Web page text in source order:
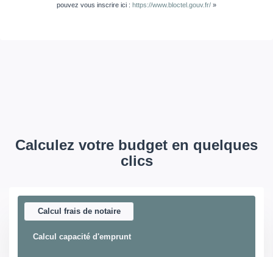
pouvez vous inscrire ici : https://www.bloctel.gouv.fr/ »
Calculez votre budget en quelques
clics
Calcul frais de notaire
Calcul capacité d'emprunt